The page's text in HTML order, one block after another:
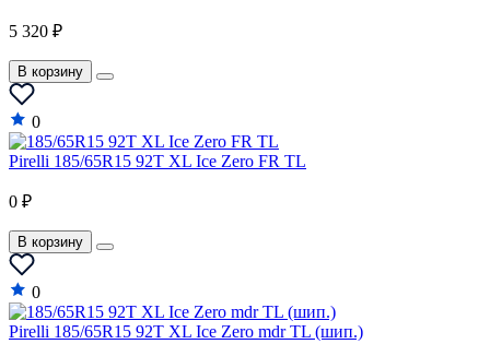
5 320 ₽
В корзину
0
Pirelli 185/65R15 92T XL Ice Zero FR TL
0 ₽
В корзину
0
Pirelli 185/65R15 92T XL Ice Zero mdr TL (шип.)